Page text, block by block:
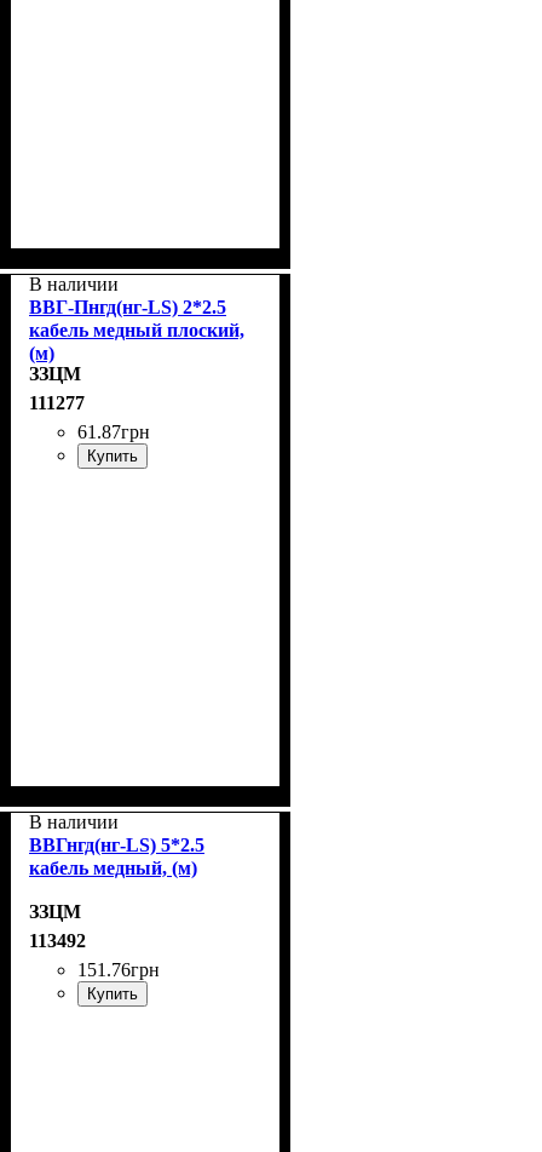
В наличии
ВВГ-Пнгд(нг-LS) 2*2.5
кабель медный плоский,
(м)
ЗЗЦМ
111277
61 .87грн
Купить
В наличии
ВВГнгд(нг-LS) 5*2.5
кабель медный, (м)
ЗЗЦМ
113492
151 .76грн
Купить